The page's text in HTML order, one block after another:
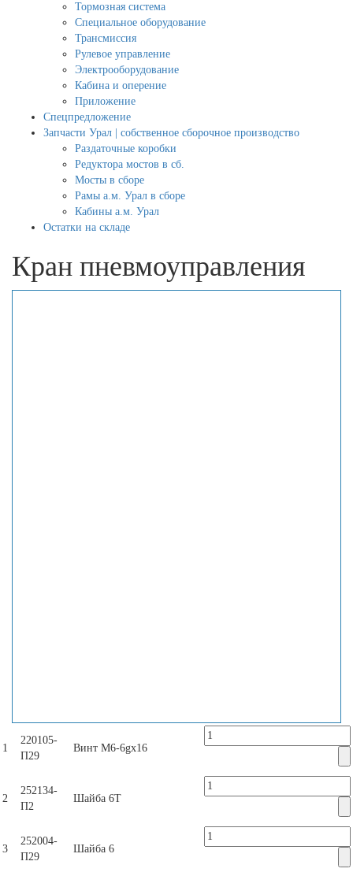
Тормозная система
Специальное оборудование
Трансмиссия
Рулевое управление
Электрооборудование
Кабина и оперение
Приложение
Спецпредложение
Запчасти Урал | собственное сборочное производство
Раздаточные коробки
Редуктора мостов в сб.
Мосты в сборе
Рамы а.м. Урал в сборе
Кабины а.м. Урал
Остатки на складе
Кран пневмоуправления
1
220105-
П29
Винт М6-6gx16
2
252134-
П2
Шайба 6Т
3
252004-
П29
Шайба 6